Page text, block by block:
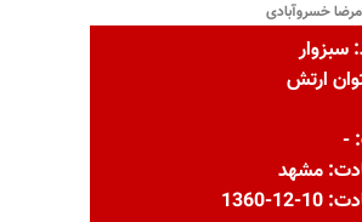
خسروآبادی
سبزوار
ارتش
-
مشهد
1360